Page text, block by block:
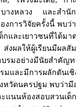
งหลวง และสำนักง
งการวิจัยครั้งนี้ พบว่
กและเยาวชนที่ได้มา
งผลให้ผู้เรียนมีผลสั
รมอย่างมีนัยสำคัญท
มและมีการผลักดัน
หวัดนครปฐม พบว่า
แนนห้องสอบสวนเด็